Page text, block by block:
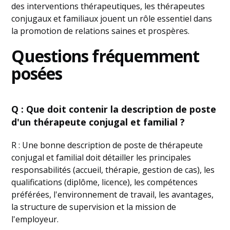
des interventions thérapeutiques, les thérapeutes
conjugaux et familiaux jouent un rôle essentiel dans
la promotion de relations saines et prospères.
Questions fréquemment
posées
Q : Que doit contenir la description de poste
d'un thérapeute conjugal et familial ?
R : Une bonne description de poste de thérapeute
conjugal et familial doit détailler les principales
responsabilités (accueil, thérapie, gestion de cas), les
qualifications (diplôme, licence), les compétences
préférées, l'environnement de travail, les avantages,
la structure de supervision et la mission de
l'employeur.